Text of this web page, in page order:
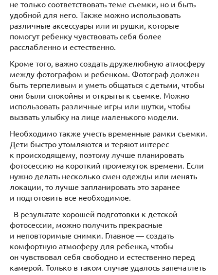
не только соответствовать теме съемки, но и быть
удобной для него. Также можно использовать
различные аксессуары или игрушки, которые
помогут ребенку чувствовать себя более
расслабленно и естественно.
Кроме того, важно создать дружелюбную атмосферу
между фотографом и ребенком. Фотограф должен
быть терпеливым и уметь общаться с детьми, чтобы
они были спокойны и открыты к съемке. Можно
использовать различные игры или шутки, чтобы
вызвать улыбку на лице маленького модели.
Необходимо также учесть временные рамки съемки.
Дети быстро утомляются и теряют интерес
к происходящему, поэтому лучше планировать
фотосессию на короткий промежуток времени. Если
нужно делать несколько смен одежды или менять
локации, то лучше запланировать это заранее
и подготовить все необходимое.
В результате хорошей подготовки к детской
фотосессии, можно получить прекрасные
и неповторимые снимки. Главное — создать
комфортную атмосферу для ребенка, чтобы
он чувствовал себя свободно и естественно перед
камерой. Только в таком случае удалось запечатлеть